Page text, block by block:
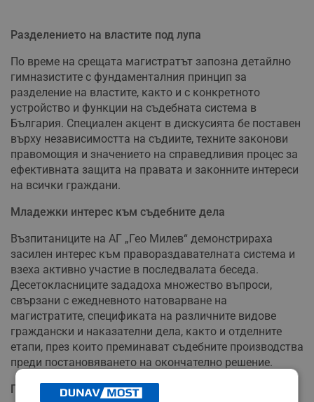
Разделението на властите под лупа
По време на срещата магистратът запозна детайлно
гимназистите с фундаменталния принцип за
разделение на властите, както и с конкретното
устройство и функции на съдебната система в
България. Специален акцент в дискусията бе поставен
върху независимостта на съдиите, техните законови
правомощия и значението на справедливия процес за
ефективната защита на правата и законните интереси
на всички граждани.
Младежки интерес към съдебните дела
Възпитаниците на АГ „Гео Милев“ демонстрираха
засилен интерес към правораздавателната система и
взеха активно участие в последвалата беседа.
Десетокласниците зададоха множество въпроси,
свързани с ежедневното натоварване на
магистратите, спецификата на различните видове
граждански и наказателни дела, както и отделните
етапи, през които преминават съдебните производства
преди постановяването на окончателно решение.
Подарък за младите граждани